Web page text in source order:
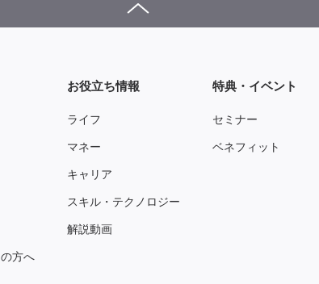
方へ
お役立ち情報
ライフ
マネー
キャリア
スキル・テクノロジー
解説動画
特典・イベント
セミナー
ベネフィット